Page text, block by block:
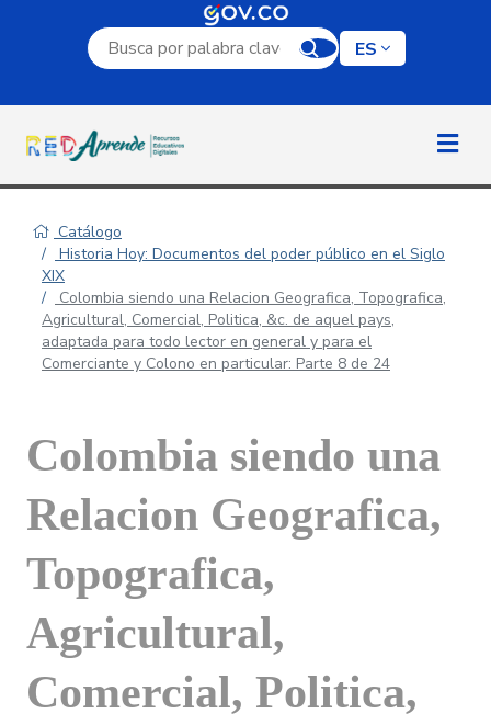
Campo de búsqueda por palabra clave
ES
Catálogo
Historia Hoy: Documentos del poder público en el Siglo
XIX
Colombia siendo una Relacion Geografica, Topografica,
Agricultural, Comercial, Politica, &c. de aquel pays,
adaptada para todo lector en general y para el
Comerciante y Colono en particular: Parte 8 de 24
Colombia siendo una
Relacion Geografica,
Topografica,
Agricultural,
Comercial, Politica,